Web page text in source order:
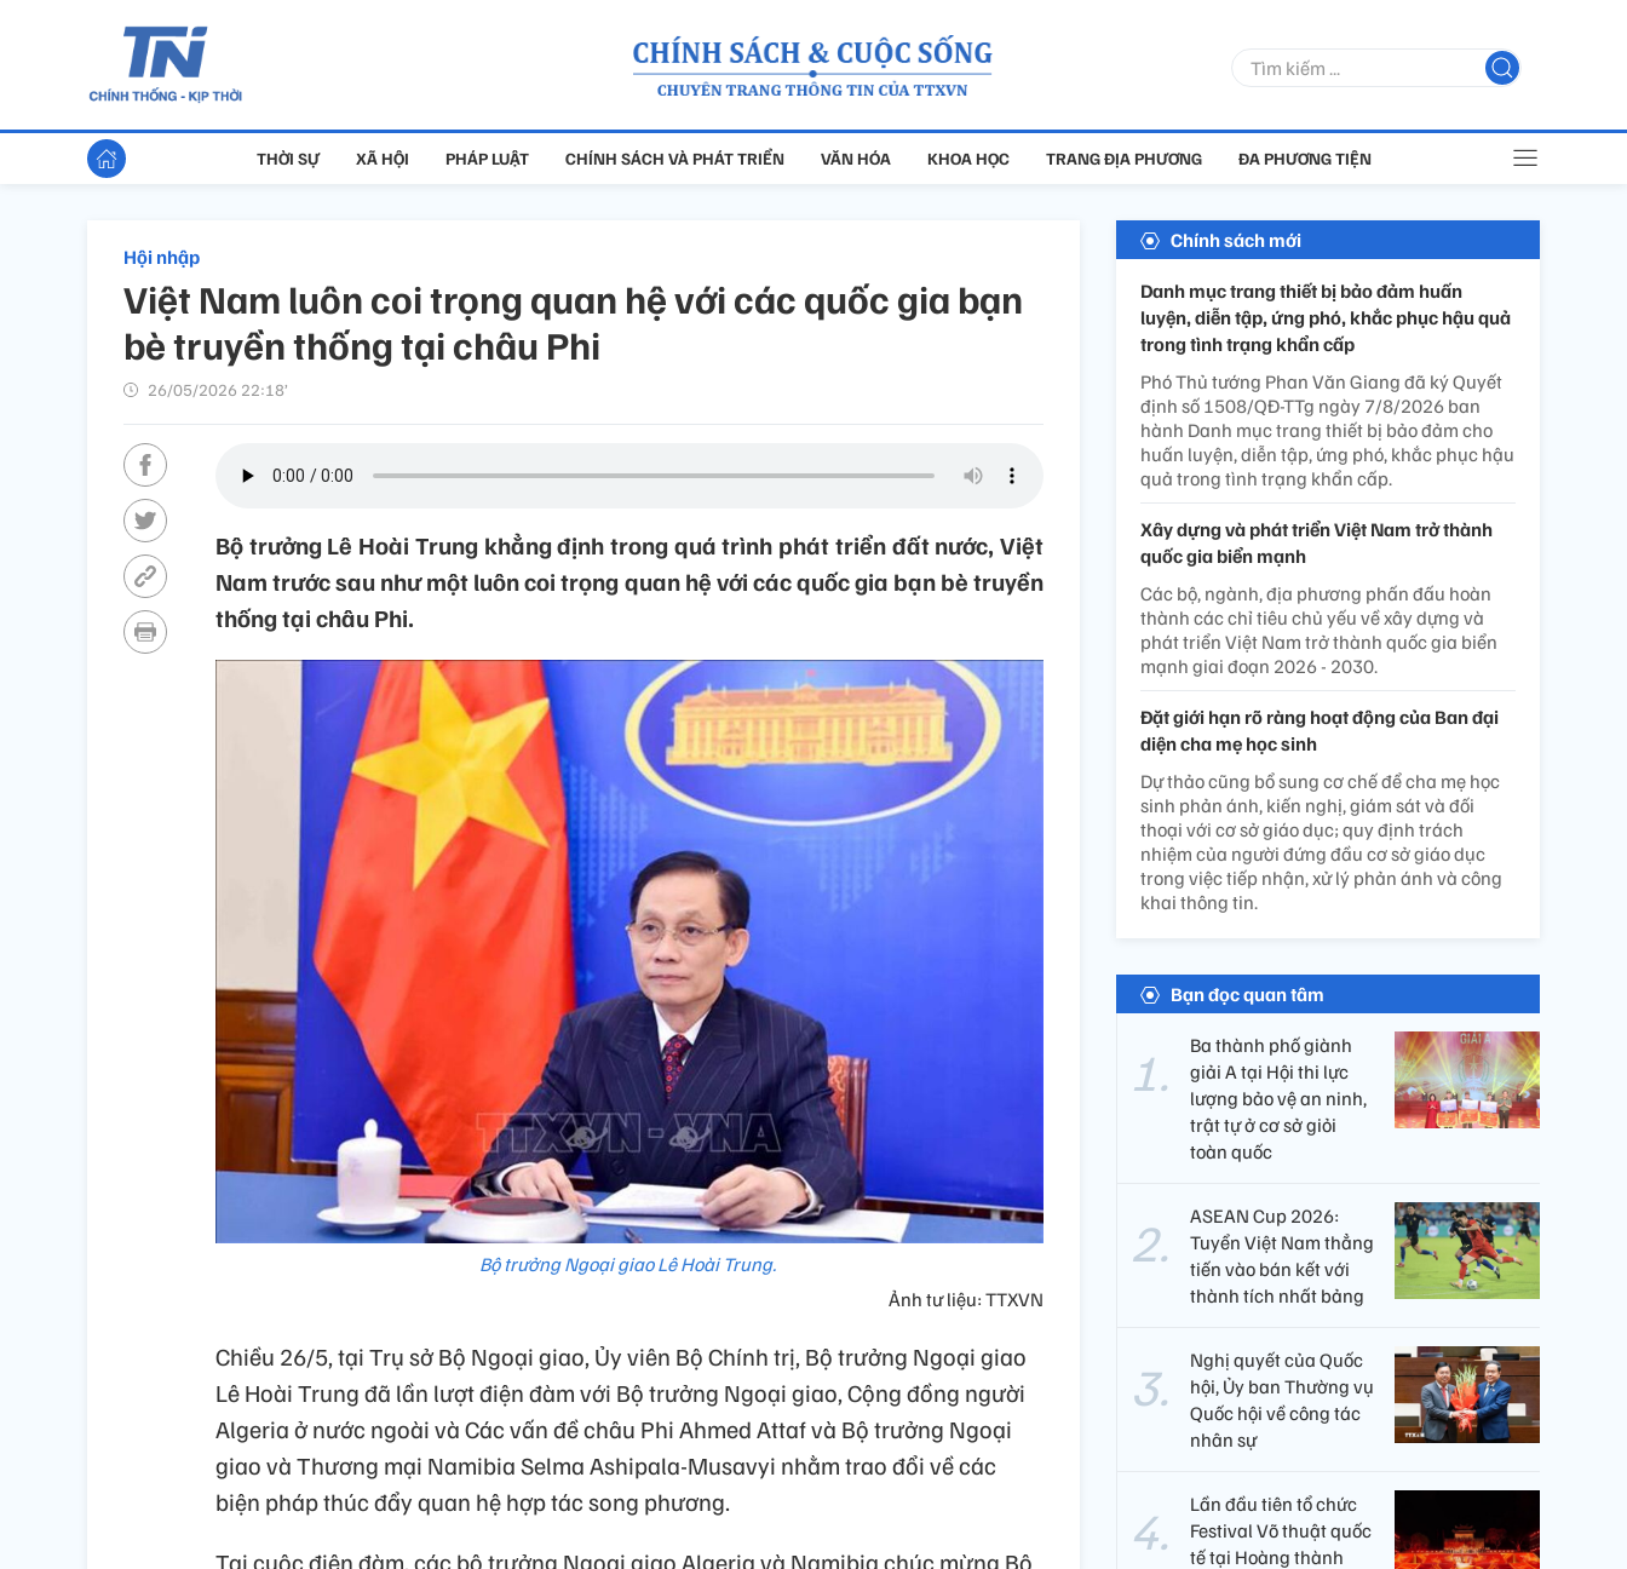
THỜI SỰ XÃ HỘI PHÁP LUẬT CHÍNH SÁCH VÀ PHÁT TRIỂN VĂN HÓA KHOA HỌC TRANG ĐỊA PHƯƠNG ĐA PHƯƠNG TIỆN
Hội nhập
Việt Nam luôn coi trọng quan hệ với các quốc gia bạn
bè truyền thống tại châu Phi
26/05/2026 22:18’
Bộ trưởng Lê Hoài Trung khẳng định trong quá trình phát triển đất nước, Việt
Nam trước sau như một luôn coi trọng quan hệ với các quốc gia bạn bè truyền
thống tại châu Phi.
Bộ trưởng Ngoại giao Lê Hoài Trung.
Ảnh tư liệu: TTXVN
Chiều 26/5, tại Trụ sở Bộ Ngoại giao, Ủy viên Bộ Chính trị, Bộ trưởng Ngoại giao
Lê Hoài Trung đã lần lượt điện đàm với Bộ trưởng Ngoại giao, Cộng đồng người
Algeria ở nước ngoài và Các vấn đề châu Phi Ahmed Attaf và Bộ trưởng Ngoại
giao và Thương mại Namibia Selma Ashipala-Musavyi nhằm trao đổi về các
biện pháp thúc đẩy quan hệ hợp tác song phương.
Tại cuộc điện đàm, các bộ trưởng Ngoại giao Algeria và Namibia chúc mừng Bộ
Chính sách mới
Danh mục trang thiết bị bảo đảm huấn
luyện, diễn tập, ứng phó, khắc phục hậu quả
trong tình trạng khẩn cấp
Phó Thủ tướng Phan Văn Giang đã ký Quyết
định số 1508/QĐ-TTg ngày 7/8/2026 ban
hành Danh mục trang thiết bị bảo đảm cho
huấn luyện, diễn tập, ứng phó, khắc phục hậu
quả trong tình trạng khẩn cấp.
Xây dựng và phát triển Việt Nam trở thành
quốc gia biển mạnh
Các bộ, ngành, địa phương phấn đấu hoàn
thành các chỉ tiêu chủ yếu về xây dựng và
phát triển Việt Nam trở thành quốc gia biển
mạnh giai đoạn 2026 - 2030.
Đặt giới hạn rõ ràng hoạt động của Ban đại
diện cha mẹ học sinh
Dự thảo cũng bổ sung cơ chế để cha mẹ học
sinh phản ánh, kiến nghị, giám sát và đối
thoại với cơ sở giáo dục; quy định trách
nhiệm của người đứng đầu cơ sở giáo dục
trong việc tiếp nhận, xử lý phản ánh và công
khai thông tin.
Bạn đọc quan tâm
Ba thành phố giành
giải A tại Hội thi lực
lượng bảo vệ an ninh,
trật tự ở cơ sở giỏi
toàn quốc
ASEAN Cup 2026:
Tuyển Việt Nam thẳng
tiến vào bán kết với
thành tích nhất bảng
Nghị quyết của Quốc
hội, Ủy ban Thường vụ
Quốc hội về công tác
nhân sự
Lần đầu tiên tổ chức
Festival Võ thuật quốc
tế tại Hoàng thành